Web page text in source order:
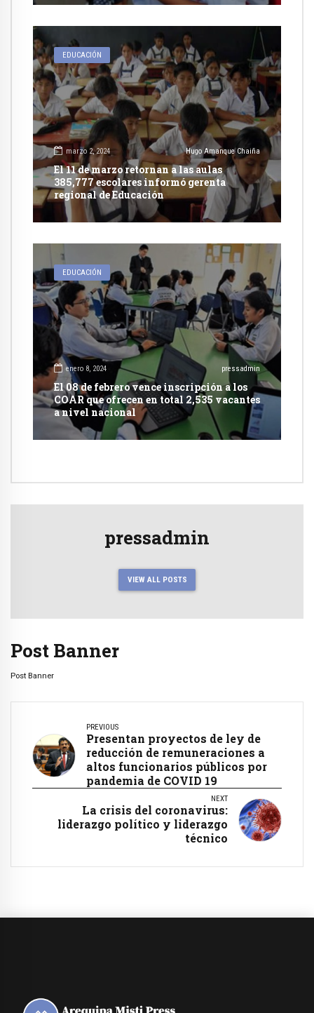
EDUCACIÓN
marzo 2, 2024 Hugo Amanque Chaiña
El 11 de marzo retornan a las aulas
385,777 escolares informó gerenta
regional de Educación
EDUCACIÓN
enero 8, 2024 pressadmin
El 08 de febrero vence inscripción a los
COAR que ofrecen en total 2,535 vacantes
a nivel nacional
pressadmin
VIEW ALL POSTS
Post Banner
Post Banner
PREVIOUS
Presentan proyectos de ley de
reducción de remuneraciones a
altos funcionarios públicos por
pandemia de COVID 19
NEXT
La crisis del coronavirus:
liderazgo político y liderazgo
técnico